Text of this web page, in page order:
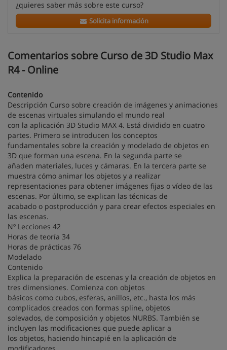
¿quieres saber más sobre este curso?
Solicita información
Comentarios sobre Curso de 3D Studio Max
R4 - Online
Contenido
Descripción Curso sobre creación de imágenes y animaciones
de escenas virtuales simulando el mundo real
con la aplicación 3D Studio MAX 4. Está dividido en cuatro
partes. Primero se introducen los conceptos
fundamentales sobre la creación y modelado de objetos en
3D que forman una escena. En la segunda parte se
añaden materiales, luces y cámaras. En la tercera parte se
muestra cómo animar los objetos y a realizar
representaciones para obtener imágenes fijas o vídeo de las
escenas. Por último, se explican las técnicas de
acabado o postproducción y para crear efectos especiales en
las escenas.
Nº Lecciones 42
Horas de teoría 34
Horas de prácticas 76
Modelado
Contenido
Explica la preparación de escenas y la creación de objetos en
tres dimensiones. Comienza con objetos
básicos como cubos, esferas, anillos, etc., hasta los más
complicados creados con formas spline, objetos
solevados, de composición y objetos NURBS. También se
incluyen las modificaciones que puede aplicar a
los objetos, haciendo hincapié en la aplicación de